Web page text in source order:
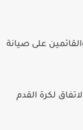
على صيانة
لكرة القدم